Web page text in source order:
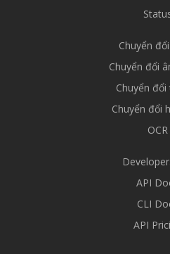
Chuyển
Chuyển đổi
Chuyển đổi
Chuyển đổi
OCR
API
CLI
API